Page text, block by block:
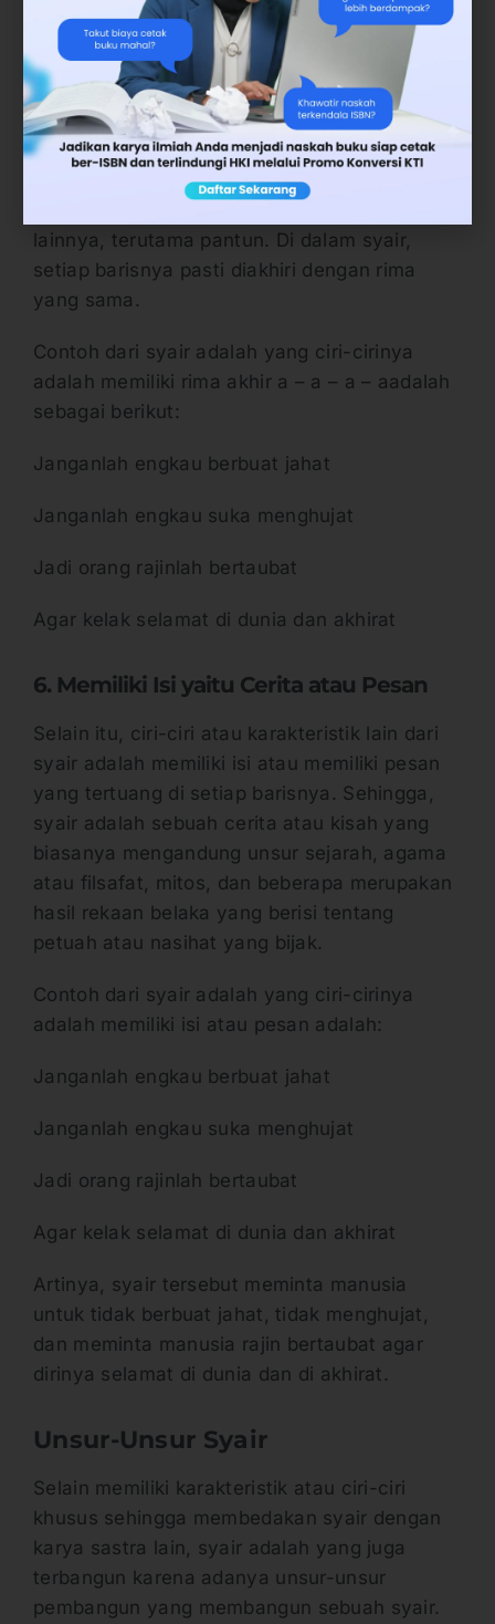
5. Syair Memiliki Rima Akhir a – a – a – a
Karakteristik atau ciri-ciri syair adalah yaitu
memiliki rima atau akhiran yang semuanya
sama, yaitu a – a – a – a pada tiap barisnya.
Ini juga menjadi pembeda atau ciri dan
lainnya, terutama pantun. Di dalam syair,
setiap barisnya pasti diakhiri dengan rima
yang sama.
Contoh dari syair adalah yang ciri-cirinya
adalah memiliki rima akhir a – a – a – aadalah
sebagai berikut:
Janganlah engkau berbuat jahat
Janganlah engkau suka menghujat
Jadi orang rajinlah bertaubat
Agar kelak selamat di dunia dan akhirat
6. Memiliki Isi yaitu Cerita atau Pesan
Selain itu, ciri-ciri atau karakteristik lain dari
syair adalah memiliki isi atau memiliki pesan
yang tertuang di setiap barisnya. Sehingga,
syair adalah sebuah cerita atau kisah yang
biasanya mengandung unsur sejarah, agama
atau filsafat, mitos, dan beberapa merupakan
hasil rekaan belaka yang berisi tentang
petuah atau nasihat yang bijak.
Contoh dari syair adalah yang ciri-cirinya
adalah memiliki isi atau pesan adalah:
Janganlah engkau berbuat jahat
Janganlah engkau suka menghujat
Jadi orang rajinlah bertaubat
Agar kelak selamat di dunia dan akhirat
Artinya, syair tersebut meminta manusia
untuk tidak berbuat jahat, tidak menghujat,
dan meminta manusia rajin bertaubat agar
dirinya selamat di dunia dan di akhirat.
Unsur-Unsur Syair
Selain memiliki karakteristik atau ciri-ciri
khusus sehingga membedakan syair dengan
karya sastra lain, syair adalah yang juga
terbangun karena adanya unsur-unsur
pembangun yang membangun sebuah syair.